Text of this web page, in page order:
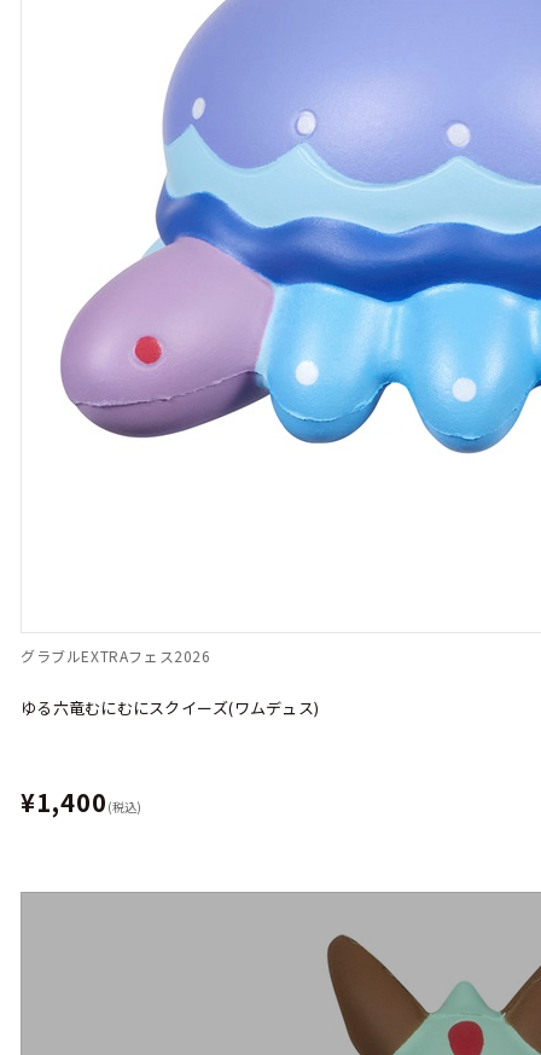
グラブルEXTRAフェス2026
ゆる六竜むにむにスクイーズ(ワムデュス)
¥1,400 (税込)